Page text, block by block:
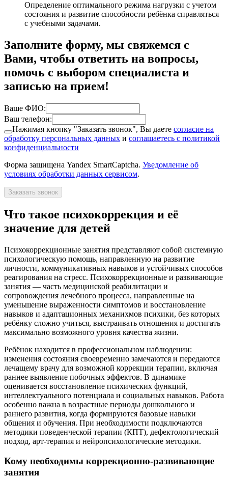
Определение оптимального режима нагрузки с учетом
состояния и развитие способности ребёнка справляться
с учебными задачами.
Заполните форму, мы свяжемся с
Вами, чтобы ответить на вопросы,
помочь с выбором специалиста и
записью на прием!
Ваше ФИО:
Ваш телефон:
Нажимая кнопку "Заказать звонок", Вы даете согласие на
обработку персональных данных и соглашаетесь с политикой
конфиденциальности
Форма защищена Yandex SmartCaptcha. Уведомление об
условиях обработки данных сервисом.
Заказать звонок
Что такое психокоррекция и её
значение для детей
Психокоррекционные занятия представляют собой системную
психологическую помощь, направленную на развитие
личности, коммуникативных навыков и устойчивых способов
реагирования на стресс. Психокоррекционные и развивающие
занятия — часть медицинской реабилитации и
сопровождения лечебного процесса, направленные на
уменьшение выраженности симптомов и восстановление
навыков и адаптационных механихмов психики, без которых
ребёнку сложно учиться, выстраивать отношения и достигать
максимально возможного уровня качества жизни.
Ребёнок находится в профессиональном наблюдении:
изменения состояния своевременно замечаются и передаются
лечащему врачу для возможной коррекции терапии, включая
раннее выявление побочных эффектов. В динамике
оценивается восстановление психических функций,
интеллектуального потенциала и социальных навыков. Работа
особенно важна в возрастные периоды дошкольного и
раннего развития, когда формируются базовые навыки
общения и обучения. При необходимости подключаются
методики поведенческой терапии (КПТ), дефектологический
подход, арт-терапия и нейропсихологические методики.
Кому необходимы коррекционно-развивающие
занятия